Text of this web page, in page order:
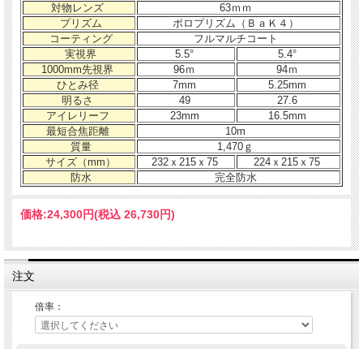
対物レンズ
63ｍｍ
プリズム
ポロプリズム（ＢａＫ４）
コーティング
フルマルチコート
実視界
5.5°
5.4°
1000mm先視界
96ｍ
94ｍ
ひとみ径
7mm
5.25mm
明るさ
49
27.6
アイレリーフ
23mm
16.5mm
最短合焦距離
10m
質量
1,470ｇ
サイズ（mm）
232ｘ215ｘ75
224ｘ215ｘ75
防水
完全防水
価格:24,300円(税込 26,730円)
注文
倍率：